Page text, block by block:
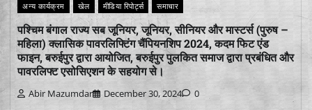
अन्य कार्यक्रम खेल मीडिया रिपोर्ट्स समाचार
पश्चिम बंगाल राज्य सब जूनियर, जूनियर, सीनियर और मास्टर्स (पुरुष –
महिला) क्लासिक पावरलिफ्टिंग चैंपियनशिप 2024, कदम फिट एंड
फाइन, बरुईपुर द्वारा आयोजित, बरुईपुर पुलकित समाज द्वारा प्रबंधित और
पावरलिफ्ट एसोसिएशन के सहयोग से।
Abir Mazumdar December 30, 2024 0